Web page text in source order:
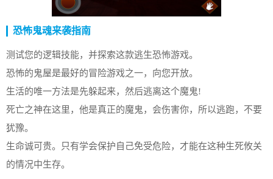
恐怖鬼魂来袭指南
测试您的逻辑技能，并探索这款逃生恐怖游戏。
恐怖的鬼屋是最好的冒险游戏之一，向您开放。
生活的唯一方法是先躲起来，然后逃离这个魔鬼!
死亡之神在这里，他是真正的魔鬼，会伤害你，所以逃跑，不要
犹豫。
生命诚可贵。只有学会保护自己免受危险，才能在这种生死攸关
的情况中生存。